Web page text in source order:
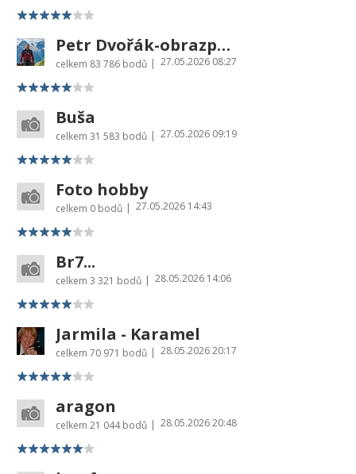
Petr Dvořák-obrazprovas.cz
celkem 83 786 bodů | 27.05.2026 08:27
Buša
celkem 31 583 bodů | 27.05.2026 09:19
Foto hobby
celkem 0 bodů | 27.05.2026 14:43
Br7...
celkem 3 321 bodů | 28.05.2026 14:06
Jarmila - Karamel
celkem 70 971 bodů | 28.05.2026 20:17
aragon
celkem 21 044 bodů | 28.05.2026 20:48